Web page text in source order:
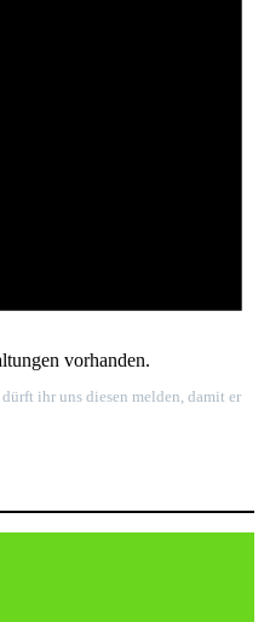
vorhanden.
ihr uns diesen melden, damit er